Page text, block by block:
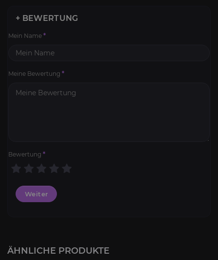
+ BEWERTUNG
Mein Name *
Meine Bewertung *
Bewertung *
Weiter
ÄHNLICHE PRODUKTE